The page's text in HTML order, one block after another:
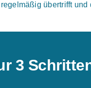
regelmäßig übertrifft und
3